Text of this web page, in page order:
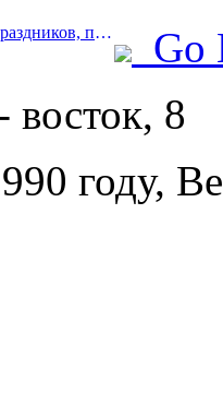
Prev:За первые четыре дня праздников, посвященных Празднику середины осени и Дню независимости, Шанхай посетили более 15,11 млн туристов, что на 20% больше, чем годом ранее.
Go
восток, 8
году,